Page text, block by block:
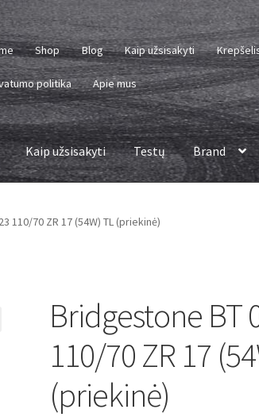
Shop Blog Kaip užsisakyti
politika Apie mus
Kaip užsisakyti Testų Brand
110/70 ZR 17 (54W) TL (priekinė)
Bridgestone BT
110/70 ZR 17
(priekinė)